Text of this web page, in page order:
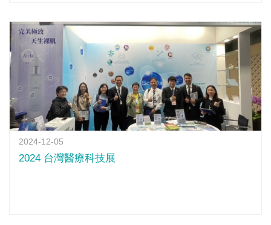
2024-12-05
2024 台灣醫療科技展